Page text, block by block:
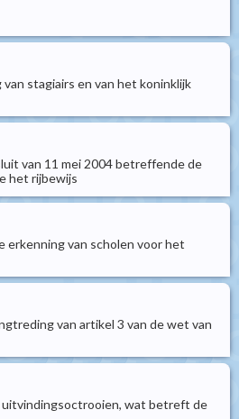
stagiairs en van het koninklijk
van 11 mei 2004 betreffende de
het rijbewijs
van scholen voor het
van artikel 3 van de wet van
uitvindingsoctrooien, wat betreft de